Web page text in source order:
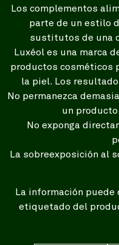
Los complementos
parte de un estilo
sustitutos de una
Luxéol es una marca
productos cosméticos
la piel. Los
No permanezca
un
No exponga
La sobreexposición al
La información puede
etiquetado del